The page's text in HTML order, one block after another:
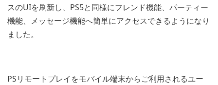
スのUIを刷新し、PS5と同様にフレンド機能、パーティー
機能、メッセージ機能へ簡単にアクセスできるようになり
ました。
PSリモートプレイをモバイル端末からご利用されるユー